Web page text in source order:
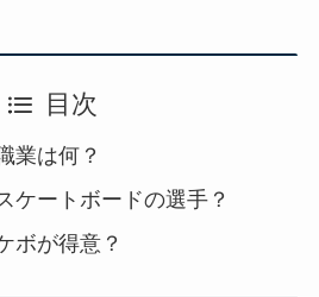
目次
業は何？
ケートボードの選手？
ボが得意？